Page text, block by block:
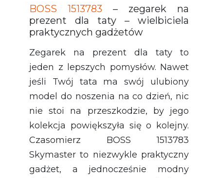
BOSS 1513783 – zegarek na
prezent dla taty – wielbiciela
praktycznych gadżetów
Zegarek na prezent dla taty to
jeden z lepszych pomysłów. Nawet
jeśli Twój tata ma swój ulubiony
model do noszenia na co dzień, nic
nie stoi na przeszkodzie, by jego
kolekcja powiększyła się o kolejny.
Czasomierz BOSS 1513783
Skymaster to niezwykle praktyczny
gadżet, a jednocześnie modny